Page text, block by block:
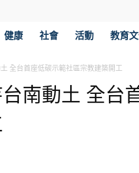
健康 社會 活動 教育
全台首座低碳示範社區宗教建築開工
南動土 全台